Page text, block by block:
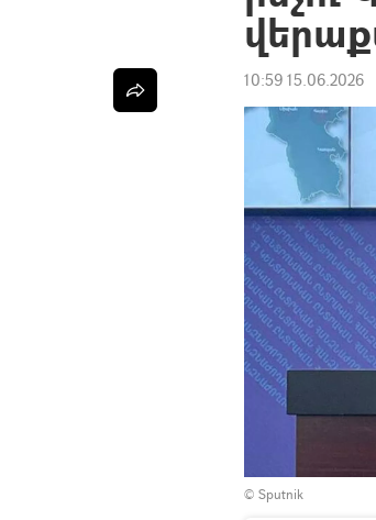
10:59 15.06.2026
© Sputnik